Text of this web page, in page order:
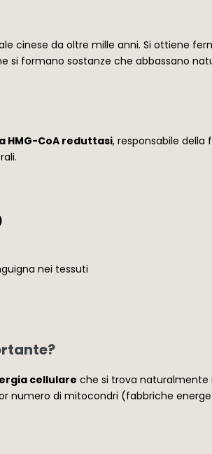
cinese da oltre mille anni. Si ottiene
si formano sostanze che abbassano
HMG-CoA reduttasi, responsabile della
nei tessuti
cellulare che si trova naturalmente
numero di mitocondri (fabbriche